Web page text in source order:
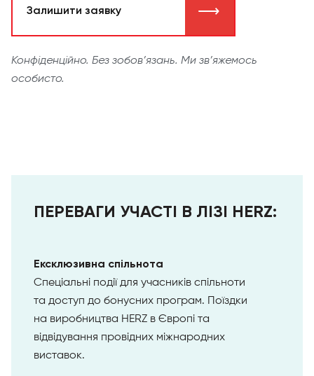
Залишити заявку ⟶
Конфіденційно. Без зобов’язань. Ми зв’яжемось
особисто.
ПЕРЕВАГИ УЧАСТІ В ЛІЗІ HERZ:
Ексклюзивна спільнота
Спеціальні події для учасників спільноти
та доступ до бонусних програм. Поїздки
на виробництва HERZ в Європі та
відвідування провідних міжнародних
виставок.